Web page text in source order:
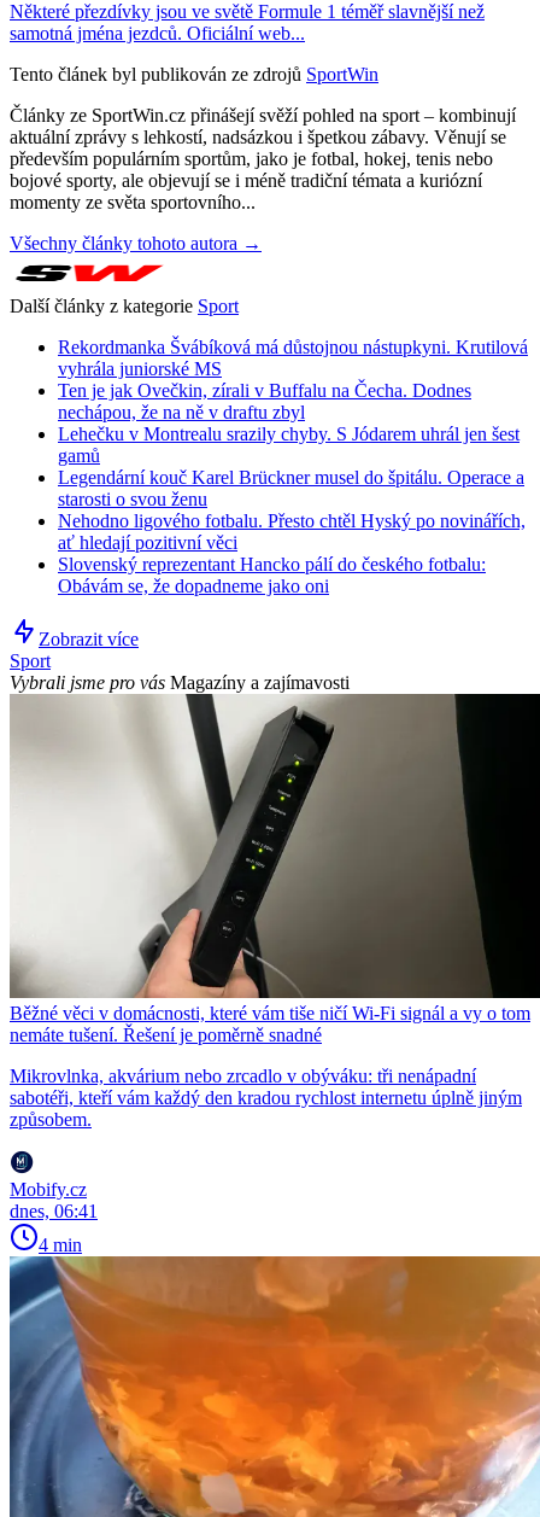
Některé přezdívky jsou ve světě Formule 1 téměř slavnější než
samotná jména jezdců. Oficiální web...
Tento článek byl publikován ze zdrojů SportWin
Články ze SportWin.cz přinášejí svěží pohled na sport – kombinují
aktuální zprávy s lehkostí, nadsázkou i špetkou zábavy. Věnují se
především populárním sportům, jako je fotbal, hokej, tenis nebo
bojové sporty, ale objevují se i méně tradiční témata a kuriózní
momenty ze světa sportovního...
Všechny články tohoto autora →
Další články z kategorie Sport
Rekordmanka Švábíková má důstojnou nástupkyni. Krutilová
vyhrála juniorské MS
Ten je jak Ovečkin, zírali v Buffalu na Čecha. Dodnes
nechápou, že na ně v draftu zbyl
Lehečku v Montrealu srazily chyby. S Jódarem uhrál jen šest
gamů
Legendární kouč Karel Brückner musel do špitálu. Operace a
starosti o svou ženu
Nehodno ligového fotbalu. Přesto chtěl Hyský po novinářích,
ať hledají pozitivní věci
Slovenský reprezentant Hancko pálí do českého fotbalu:
Obávám se, že dopadneme jako oni
Zobrazit více
Sport
Vybrali jsme pro vás Magazíny a zajímavosti
Běžné věci v domácnosti, které vám tiše ničí Wi-Fi signál a vy o tom
nemáte tušení. Řešení je poměrně snadné
Mikrovlnka, akvárium nebo zrcadlo v obýváku: tři nenápadní
sabotéři, kteří vám každý den kradou rychlost internetu úplně jiným
způsobem.
Mobify.cz
dnes, 06:41
4 min